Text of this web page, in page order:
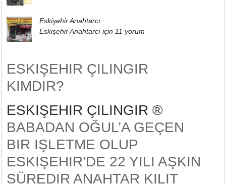
Eskişehir Anahtarcı
Eskişehir Anahtarcı için 11 yorum
ESKIŞEHIR ÇILINGIR
KIMDIR?
ESKIŞEHIR ÇILINGIR ®
BABADAN OĞUL’A GEÇEN
BIR IŞLETME OLUP
ESKIŞEHIR’DE 22 YILI AŞKIN
SÜREDIR ANAHTAR KILIT